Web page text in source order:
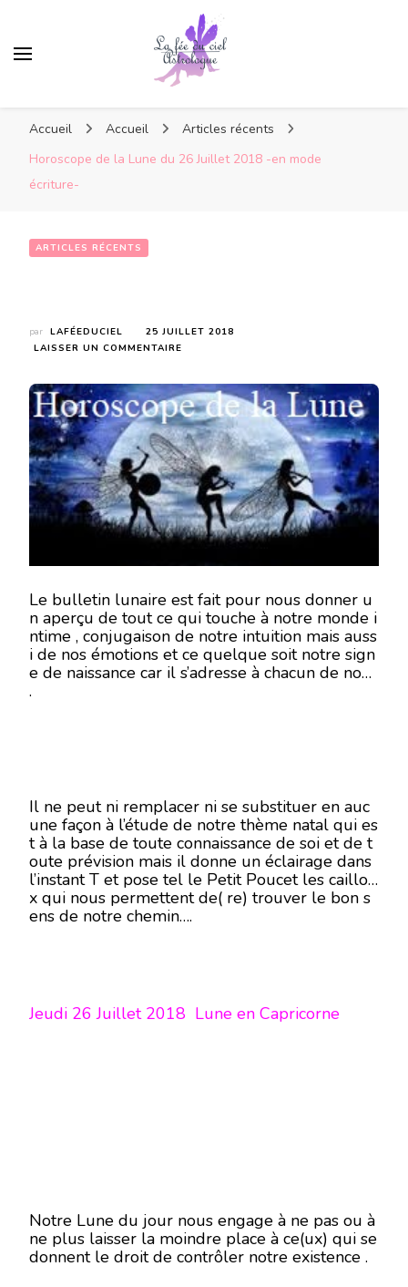
Accueil Accueil
Articles récents
Horoscope de la Lune du 26 Juillet 2018 -en mode
écriture-
ARTICLES RÉCENTS
par LAFÉEDUCIEL
25 JUILLET 2018
LAISSER UN COMMENTAIRE
LA
LUNE
DU
26
JUILLET
2018
-
EN
MODE
ÉCRITURE-
Le bulletin lunaire est fait pour nous donner u
n aperçu de tout ce qui touche à notre monde i
ntime , conjugaison de notre intuition mais auss
i de nos émotions et ce quelque soit notre sign
e de naissance car il s’adresse à chacun de nous
.
Il ne peut ni remplacer ni se substituer en auc
une façon à l’étude de notre thème natal qui es
t à la base de toute connaissance de soi et de t
oute prévision mais il donne un éclairage dans
l’instant T et pose tel le Petit Poucet les caillou
x qui nous permettent de( re) trouver le bon s
ens de notre chemin….
Jeudi 26 Juillet 2018 Lune en Capricorne
Notre Lune du jour nous engage à ne pas ou à
ne plus laisser la moindre place à ce(ux) qui se
donnent le droit de contrôler notre existence .